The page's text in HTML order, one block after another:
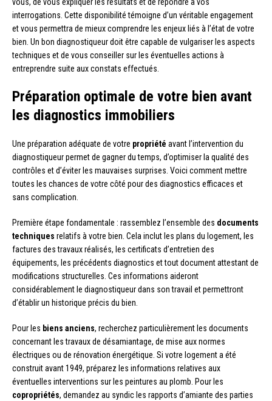
interrogations. Cette disponibilité témoigne d’un véritable engagement
et vous permettra de mieux comprendre les enjeux liés à l’état de votre
bien. Un bon diagnostiqueur doit être capable de vulgariser les aspects
techniques et de vous conseiller sur les éventuelles actions à
entreprendre suite aux constats effectués.
Préparation optimale de votre bien avant
les diagnostics immobiliers
Une préparation adéquate de votre propriété avant l’intervention du
diagnostiqueur permet de gagner du temps, d’optimiser la qualité des
contrôles et d’éviter les mauvaises surprises. Voici comment mettre
toutes les chances de votre côté pour des diagnostics efficaces et
sans complication.
Première étape fondamentale : rassemblez l’ensemble des documents
techniques relatifs à votre bien. Cela inclut les plans du logement, les
factures des travaux réalisés, les certificats d’entretien des
équipements, les précédents diagnostics et tout document attestant de
modifications structurelles. Ces informations aideront
considérablement le diagnostiqueur dans son travail et permettront
d’établir un historique précis du bien.
Pour les biens anciens, recherchez particulièrement les documents
concernant les travaux de désamiantage, de mise aux normes
électriques ou de rénovation énergétique. Si votre logement a été
construit avant 1949, préparez les informations relatives aux
éventuelles interventions sur les peintures au plomb. Pour les
copropriétés, demandez au syndic les rapports d’amiante des parties